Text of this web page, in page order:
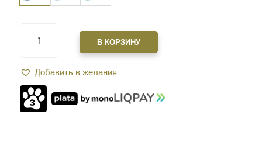
ТОВАРА
САУНДМОДЕРАТОР
TITAN
MINI
BRAKE
9
В КОРЗИНУ
Добавить в желания